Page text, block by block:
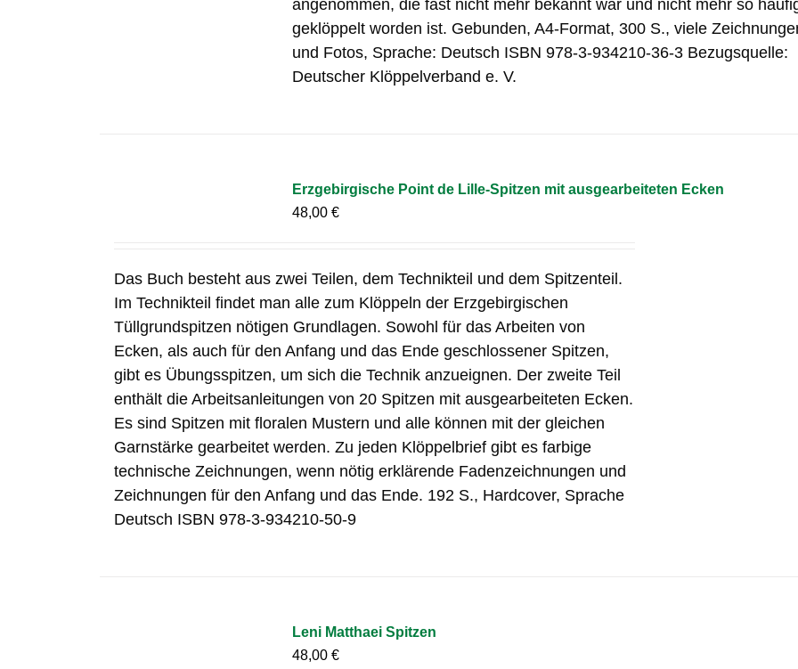
angenommen, die fast nicht mehr bekannt war und nicht mehr so
geklöppelt worden ist. Gebunden, A4-Format, 300 S., viele
und Fotos, Sprache: Deutsch ISBN 978-3-934210-36-3 Bezugsquelle:
Deutscher Klöppelverband e. V.
Erzgebirgische Point de Lille-Spitzen mit ausgearbeiteten Ecken
48,00€
Das Buch besteht aus zwei Teilen, dem Technikteil und dem Spitzenteil.
Im Technikteil findet man alle zum Klöppeln der Erzgebirgischen
Tüllgrundspitzen nötigen Grundlagen. Sowohl für das Arbeiten von
Ecken, als auch für den Anfang und das Ende geschlossener Spitzen,
gibt es Übungsspitzen, um sich die Technik anzueignen. Der zweite Teil
enthält die Arbeitsanleitungen von 20 Spitzen mit ausgearbeiteten Ecken.
Es sind Spitzen mit floralen Mustern und alle können mit der gleichen
Garnstärke gearbeitet werden. Zu jeden Klöppelbrief gibt es farbige
technische Zeichnungen, wenn nötig erklärende Fadenzeichnungen und
Zeichnungen für den Anfang und das Ende. 192 S., Hardcover, Sprache
Deutsch ISBN 978-3-934210-50-9
Leni Matthaei Spitzen
48,00€